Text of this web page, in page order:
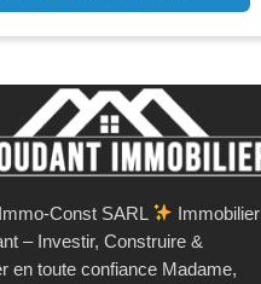
Const SARL
Immobilier
– Investir, Construire &
en toute confiance Madame,